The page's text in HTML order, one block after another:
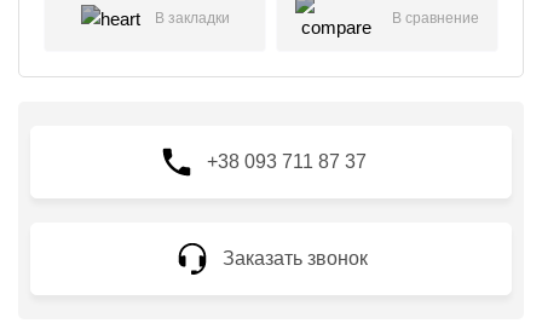
В закладки В сравнение
+38 093 711 87 37
Заказать звонок